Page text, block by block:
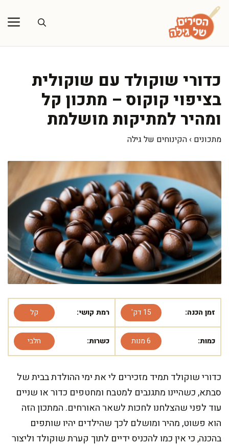
לדלג
לתוכן
כדורי שוקולד עם שוקולית
בציפוי קוקוס – מתכון קל
ומהיר למתיקות מושלמת
מתכונים › הקינוחים של גילה
זמן הכנה: 15 דק' רמת קושי: קל
כמות: 6 מנות כשרות: חלבי
כדורי שוקולד תמיד מזכירים לי את ימי ההולדת בבית של
סבתא, כשהיינו מתגנבים למטבח ומחטפים כדור או שניים
עוד לפני שהצלחנו לחכות לשאר האורחים. המתכון הזה
הוא פשוט, מהיר ומושלם לכך שהילדים יהיו שותפים
בהכנה, כי אין כמו להכניס ידיים לתוך קערת שוקולד וליצור